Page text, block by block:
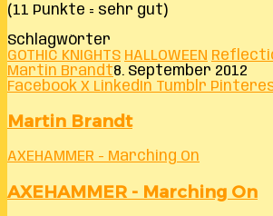
(11 Punkte = sehr gut)
Schlagwörter
GOTHIC KNIGHTS HALLOWEEN
Martin Brandt8. September 2012
Facebook X LinkedIn Tumblr
Martin Brandt
AXEHAMMER - Marching On
AXEHAMMER - Marching On